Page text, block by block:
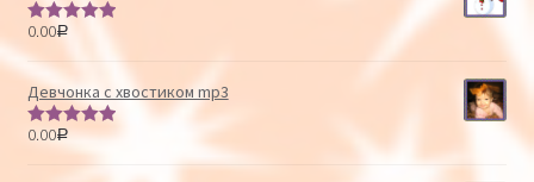
Оценка
0.00Р
Девчонка с хвостиком mp3
Оценка5.00
0.00Р